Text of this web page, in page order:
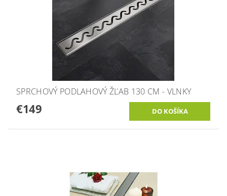
SPRCHOVÝ PODLAHOVÝ ŽĽAB 130 CM - VLNKY
€149